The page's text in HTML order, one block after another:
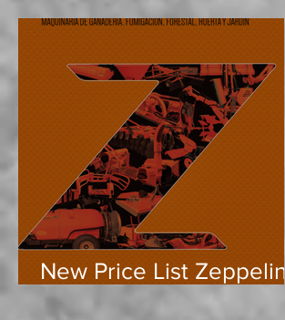
New Price List Zeppelin
Machinery 2024